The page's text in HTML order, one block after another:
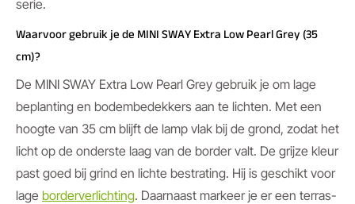
serie.
Waarvoor gebruik je de MINI SWAY Extra Low Pearl Grey (35
cm)?
De MINI SWAY Extra Low Pearl Grey gebruik je om lage
beplanting en bodembedekkers aan te lichten. Met een
hoogte van 35 cm blijft de lamp vlak bij de grond, zodat het
licht op de onderste laag van de border valt. De grijze kleur
past goed bij grind en lichte bestrating. Hij is geschikt voor
lage borderverlichting. Daarnaast markeer je er een terras-